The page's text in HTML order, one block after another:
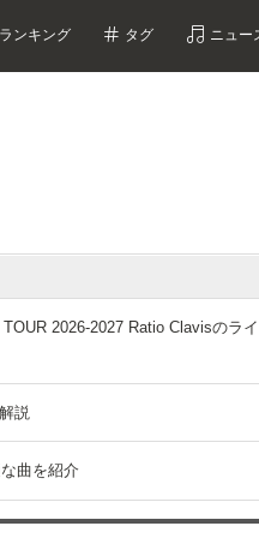
ランキング タグ ニュー
2026-2027 Ratio Clavisのラ
説
曲を紹介